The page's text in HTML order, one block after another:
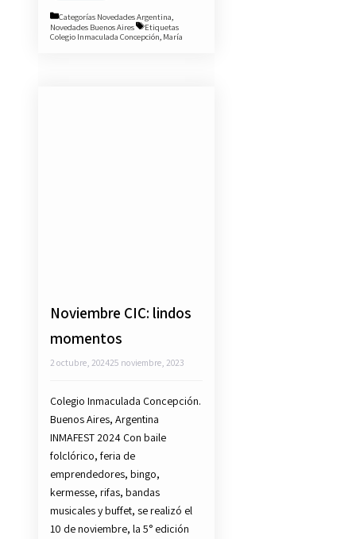
Categorías Novedades Argentina,
Novedades Buenos Aires
Etiquetas
Colegio Inmaculada Concepción María
Noviembre CIC: lindos
momentos
2 octubre, 202425 noviembre, 2023
Colegio Inmaculada Concepción.
Buenos Aires, Argentina
INMAFEST 2024 Con baile
folclórico, feria de
emprendedores, bingo,
kermesse, rifas, bandas
musicales y buffet, se realizó el
10 de noviembre, la 5° edición